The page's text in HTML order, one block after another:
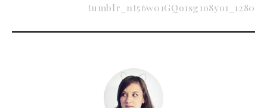
tumblr_nt56w01GQo1sg1o8yo1_1280